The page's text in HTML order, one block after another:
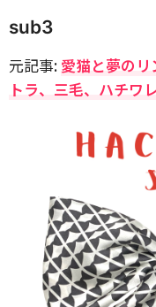
sub3
元記事: 愛猫と夢の
トラ、三毛、ハチワ